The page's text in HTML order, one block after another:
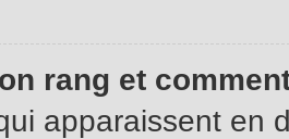
rang et
apparaissent en